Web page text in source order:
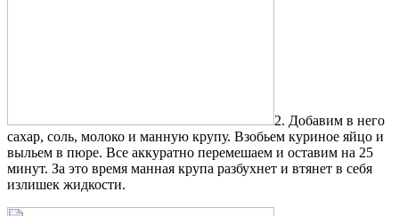
2. Добавим в него
сахар, соль, молоко и манную крупу. Взобьем куриное яйцо и
выльем в пюре. Все аккуратно перемешаем и оставим на 25
минут. За это время манная крупа разбухнет и втянет в себя
излишек жидкости.